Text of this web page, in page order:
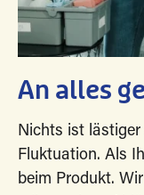
An alles
Nichts ist lästiger
Fluktuation. Als
beim Produkt.